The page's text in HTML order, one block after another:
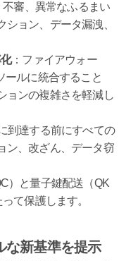
審、異常なふるまい
ョン、データ漏洩、
：ファイアウォー
ールに統合すること
ョンの複雑さを軽減し
到達する前にすべての
ン、改ざん、データ窃
）と量子鍵配送（QK
て保護します。
な新基準を提示